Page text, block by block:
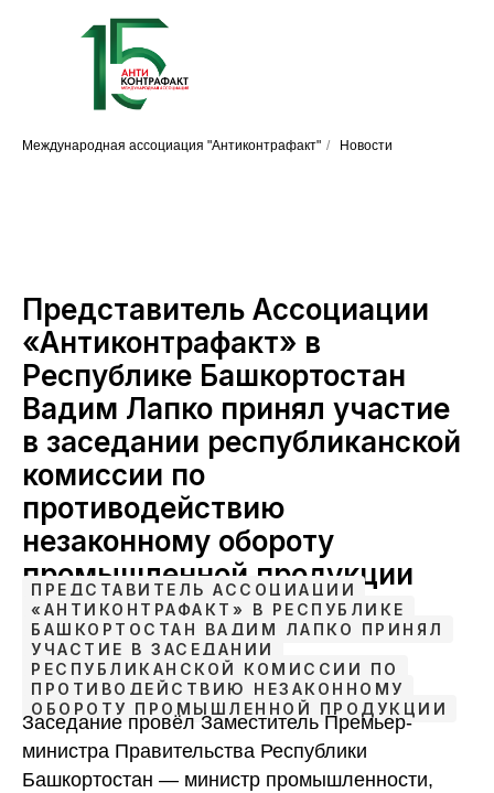
Международная ассоциация "Антиконтрафакт" / Новости
Представитель Ассоциации
«Антиконтрафакт» в
Республике Башкортостан
Вадим Лапко принял участие
в заседании республиканской
комиссии по
противодействию
незаконному обороту
промышленной продукции
ПРЕДСТАВИТЕЛЬ АССОЦИАЦИИ
«АНТИКОНТРАФАКТ» В РЕСПУБЛИКЕ
БАШКОРТОСТАН ВАДИМ ЛАПКО ПРИНЯЛ
УЧАСТИЕ В ЗАСЕДАНИИ
РЕСПУБЛИКАНСКОЙ КОМИССИИ ПО
ПРОТИВОДЕЙСТВИЮ НЕЗАКОННОМУ
ОБОРОТУ ПРОМЫШЛЕННОЙ ПРОДУКЦИИ
Заседание провёл Заместитель Премьер-
министра Правительства Республики
Башкортостан — министр промышленности,